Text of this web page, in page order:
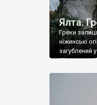
Ялта.
Греки
ніжинські
загублений
Ніжин